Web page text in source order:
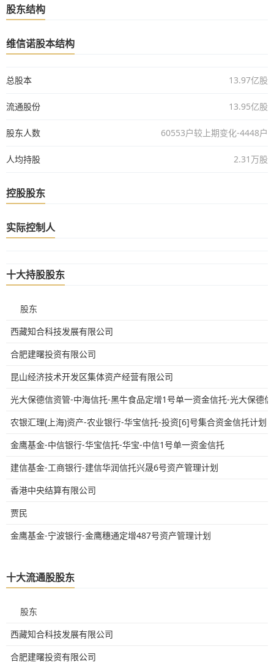
股东结构
维信诺股本结构
总股本 13.97亿股
流通股份 13.95亿股
股东人数 60553户较上期变化-4448户
人均持股 2.31万股
控股股东
实际控制人
十大持股股东
股东
西藏知合科技发展有限公司
合肥建曙投资有限公司
昆山经济技术开发区集体资产经营有限公司
光大保德信资管-中海信托-黑牛食品定增1号单一资金信托-光大保德
农银汇理(上海)资产-农业银行-华宝信托-投资[6]号集合资金信托计划
金鹰基金-中信银行-华宝信托-华宝-中信1号单一资金信托
建信基金-工商银行-建信华润信托兴晟6号资产管理计划
香港中央结算有限公司
贾民
金鹰基金-宁波银行-金鹰穗通定增487号资产管理计划
十大流通股股东
股东
西藏知合科技发展有限公司
合肥建曙投资有限公司